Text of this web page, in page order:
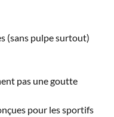
(sans pulpe surtout)
pas une goutte
pour les sportifs